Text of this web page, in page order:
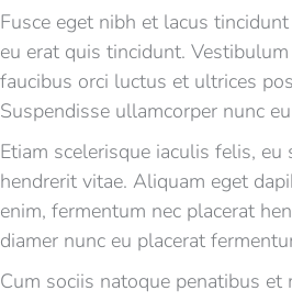
Fusce eget nibh et lacus
eu erat quis tincidunt.
faucibus orci luctus et ultrices
Suspendisse ullamcorper nunc
Etiam scelerisque iaculis felis, eu
hendrerit vitae. Aliquam eget
enim, fermentum nec placerat
diamer nunc eu placerat
Cum sociis natoque penatibus